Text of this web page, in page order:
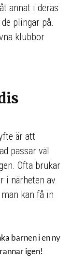
annat i deras
plingar på.
klubbor
är att
passar väl
Ofta brukar
i närheten av
kan få in
barnen i en ny
igen!